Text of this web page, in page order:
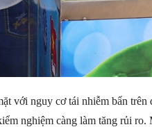
với nguy cơ tái nhiễm bẩn
nghiệm càng làm tăng rủi